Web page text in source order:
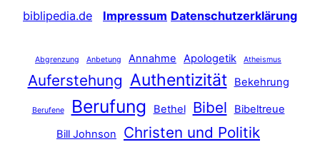
biblipedia.de Impressum Datenschutzerklärung
Abgrenzung Anbetung Annahme Apologetik Atheismus
Auferstehung Authentizität Bekehrung
Berufene Berufung Bethel Bibel
Bibeltreue
Bill Johnson
Christen und Politik